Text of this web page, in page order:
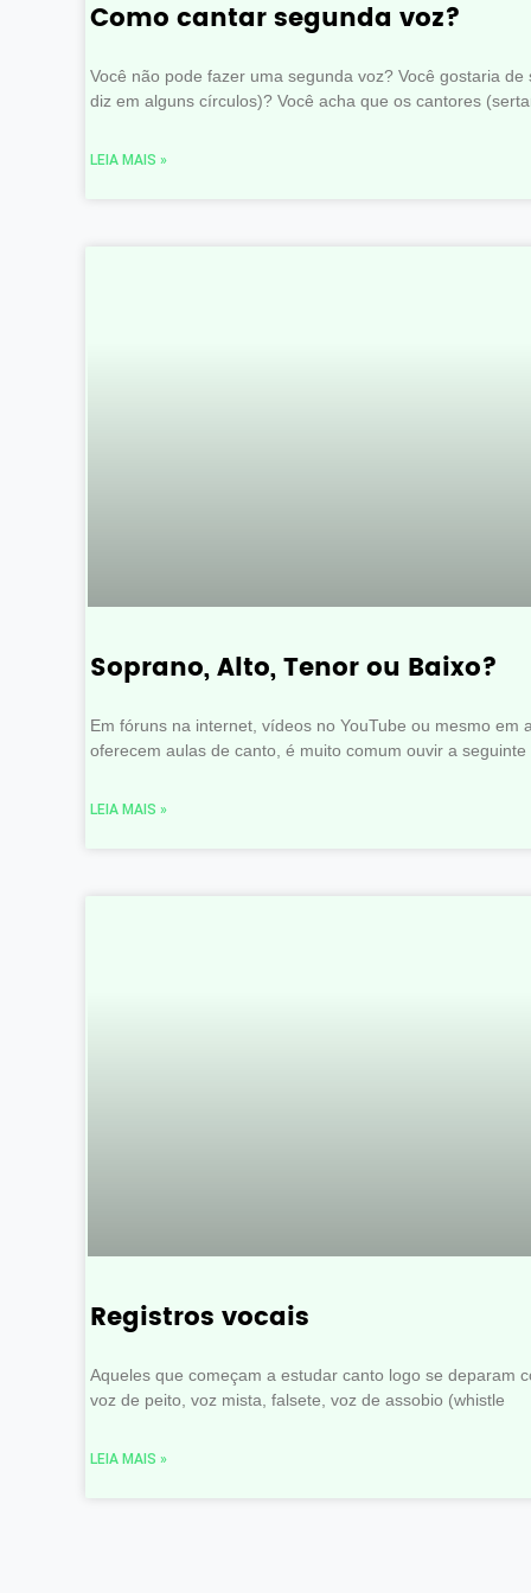
Como cantar segunda voz?
Você não pode fazer uma segunda voz? Você gostaria de
diz em alguns círculos)? Você acha que os cantores
LEIA MAIS »
Soprano, Alto, Tenor ou Baixo?
Em fóruns na internet, vídeos no YouTube ou mesmo em
oferecem aulas de canto, é muito comum ouvir a seguinte
LEIA MAIS »
Registros vocais
Aqueles que começam a estudar canto logo se deparam
voz de peito, voz mista, falsete, voz de assobio (whistle
LEIA MAIS »